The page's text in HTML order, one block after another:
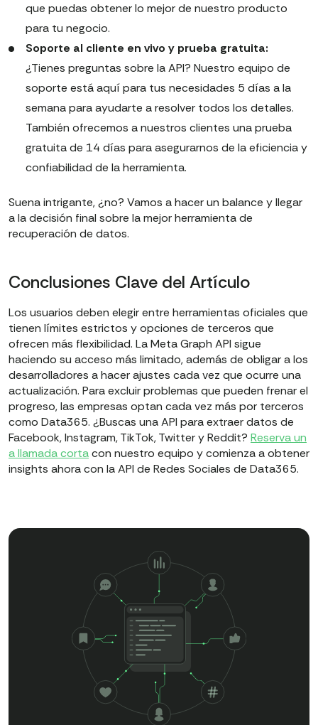
que puedas obtener lo mejor de nuestro producto
para tu negocio.
Soporte al cliente en vivo y prueba gratuita:
¿Tienes preguntas sobre la API? Nuestro equipo de
soporte está aquí para tus necesidades 5 días a la
semana para ayudarte a resolver todos los detalles.
También ofrecemos a nuestros clientes una prueba
gratuita de 14 días para asegurarnos de la eficiencia y
confiabilidad de la herramienta.
Suena intrigante, ¿no? Vamos a hacer un balance y llegar
a la decisión final sobre la mejor herramienta de
recuperación de datos.
Conclusiones Clave del Artículo
Los usuarios deben elegir entre herramientas oficiales que
tienen límites estrictos y opciones de terceros que
ofrecen más flexibilidad. La Meta Graph API sigue
haciendo su acceso más limitado, además de obligar a los
desarrolladores a hacer ajustes cada vez que ocurre una
actualización. Para excluir problemas que pueden frenar el
progreso, las empresas optan cada vez más por terceros
como Data365. ¿Buscas una API para extraer datos de
Facebook, Instagram, TikTok, Twitter y Reddit? Reserva un
a llamada cortacon nuestro equipo y comienza a obtener
insights ahora con la API de Redes Sociales de Data365.